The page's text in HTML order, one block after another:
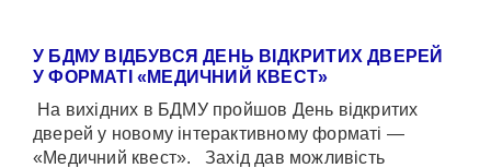
У БДМУ ВІДБУВСЯ ДЕНЬ ВІДКРИТИХ ДВЕРЕЙ
У ФОРМАТІ «МЕДИЧНИЙ КВЕСТ»
На вихідних в БДМУ пройшов День відкритих
дверей у новому інтерактивному форматі —
«Медичний квест». Захід дав можливість